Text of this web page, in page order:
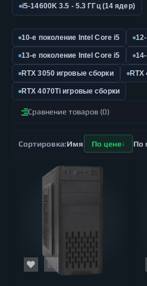
i5-14600K 3.5 - 5.3 ГГц (14 ядер)
10-е поколение Intel Core i5
13-е поколение Intel Core i5
RTX 3050 игровые сборки RTX
RTX 4070Ti игровые сборки
Сравнение товаров (0)
Имя По цене По